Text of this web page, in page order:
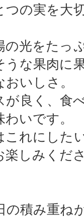
つの実を大
の光をたっ
うな果肉に
いしさ。
が良く、食
いです。
これにした
楽しみくだ
の積み重ね